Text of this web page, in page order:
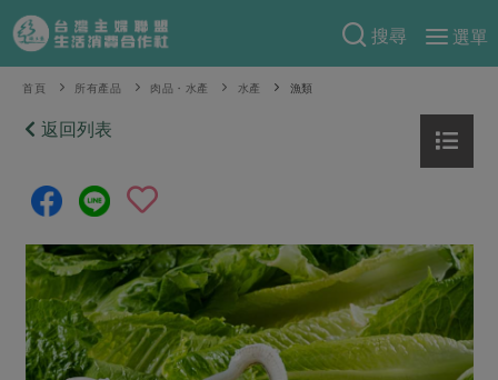
搜尋
選單
產品分類
當季蔬果
芽苗類
辛香料類
奶蛋豆・五穀
蛋 乳製品
食譜料理
食材
麵食
肉食
海鮮
特別企畫
預購活動
把最好的台灣味帶回家！
防災用品預購圓滿結束
2026年端午節預購圓滿結束
綠主張
觀點文章
主婦食堂 一籃菜真心話
關於合作社
認識合作社
重要公告
首頁 所有產品 肉品・水產 水產 漁類
返回列表